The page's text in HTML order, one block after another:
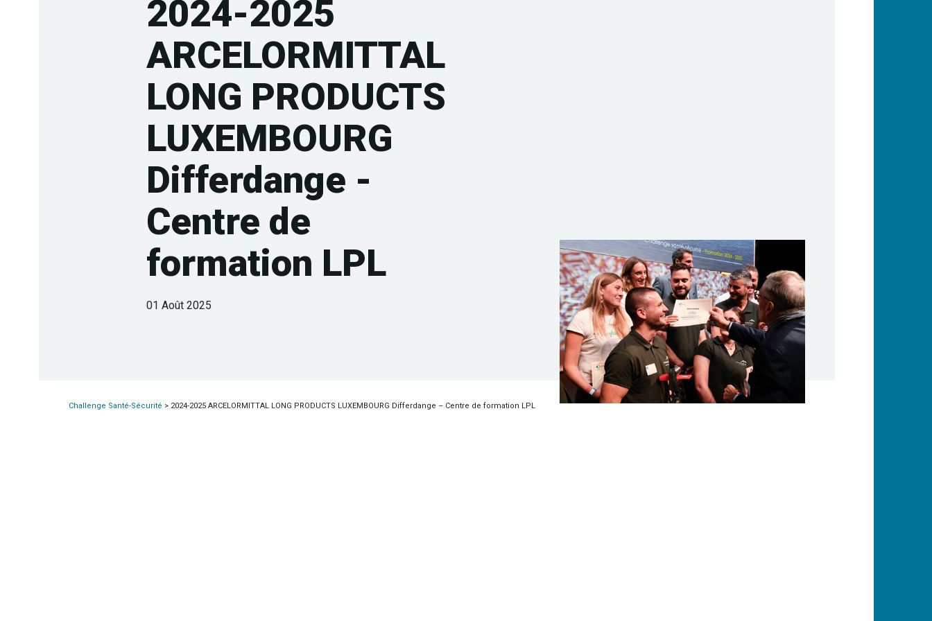
2024-2025
ARCELORMITTAL
LONG PRODUCTS
LUXEMBOURG
Differdange -
Centre de
formation LPL
01 Août 2025
Challenge Santé-Sécurité > 2024-2025 ARCELORMITTAL LONG PRODUCTS LUXEMBOURG Differdange – Centre de formation LPL